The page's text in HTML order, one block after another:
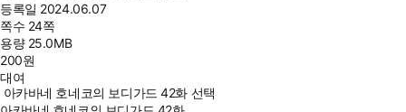
등록일 2024.06.07
쪽수 24쪽
용량 25.0MB
200원
대여
아카바네 호네코의 보디가드 42화 선택